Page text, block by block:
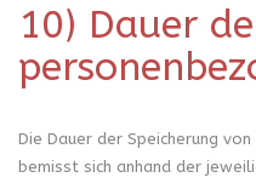
10) Dauer
Die Dauer der Speicherung
bemisst sich anhand der